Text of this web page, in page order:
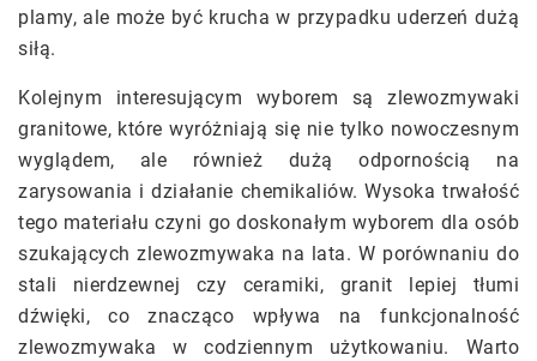
plamy, ale może być krucha w przypadku uderzeń dużą
siłą.
Kolejnym interesującym wyborem są zlewozmywaki
granitowe, które wyróżniają się nie tylko nowoczesnym
wyglądem, ale również dużą odpornością na
zarysowania i działanie chemikaliów. Wysoka trwałość
tego materiału czyni go doskonałym wyborem dla osób
szukających zlewozmywaka na lata. W porównaniu do
stali nierdzewnej czy ceramiki, granit lepiej tłumi
dźwięki, co znacząco wpływa na funkcjonalność
zlewozmywaka w codziennym użytkowaniu. Warto